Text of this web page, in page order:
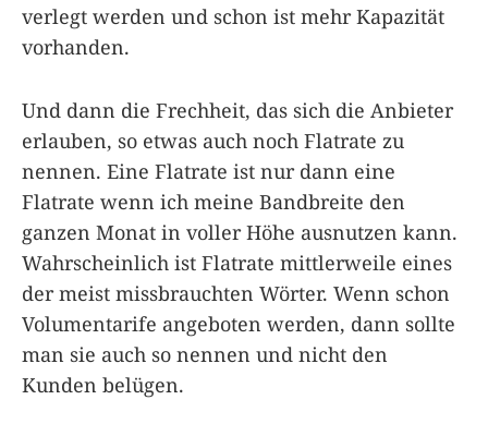
verlegt werden und schon ist mehr Kapazität
vorhanden.
Und dann die Frechheit, das sich die Anbieter
erlauben, so etwas auch noch Flatrate zu
nennen. Eine Flatrate ist nur dann eine
Flatrate wenn ich meine Bandbreite den
ganzen Monat in voller Höhe ausnutzen kann.
Wahrscheinlich ist Flatrate mittlerweile eines
der meist missbrauchten Wörter. Wenn schon
Volumentarife angeboten werden, dann sollte
man sie auch so nennen und nicht den
Kunden belügen.